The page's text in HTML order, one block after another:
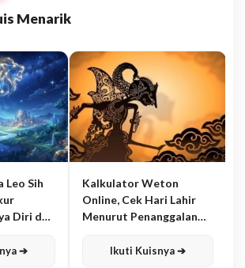
Menarik
Leo Sih
Diri dan
➔
Kalkulator Weton
Online, Cek Hari Lahir
Menurut Penanggalan
Ikuti Kuisnya ➔